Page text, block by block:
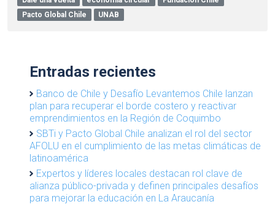
Pacto Global Chile
UNAB
Entradas recientes
Banco de Chile y Desafío Levantemos Chile lanzan
plan para recuperar el borde costero y reactivar
emprendimientos en la Región de Coquimbo
SBTi y Pacto Global Chile analizan el rol del sector
AFOLU en el cumplimiento de las metas climáticas de
latinoamérica
Expertos y líderes locales destacan rol clave de
alianza público-privada y definen principales desafíos
para mejorar la educación en La Araucanía